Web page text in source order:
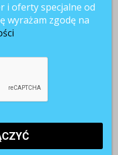
i oferty specjalne od
wyrażam zgodę na